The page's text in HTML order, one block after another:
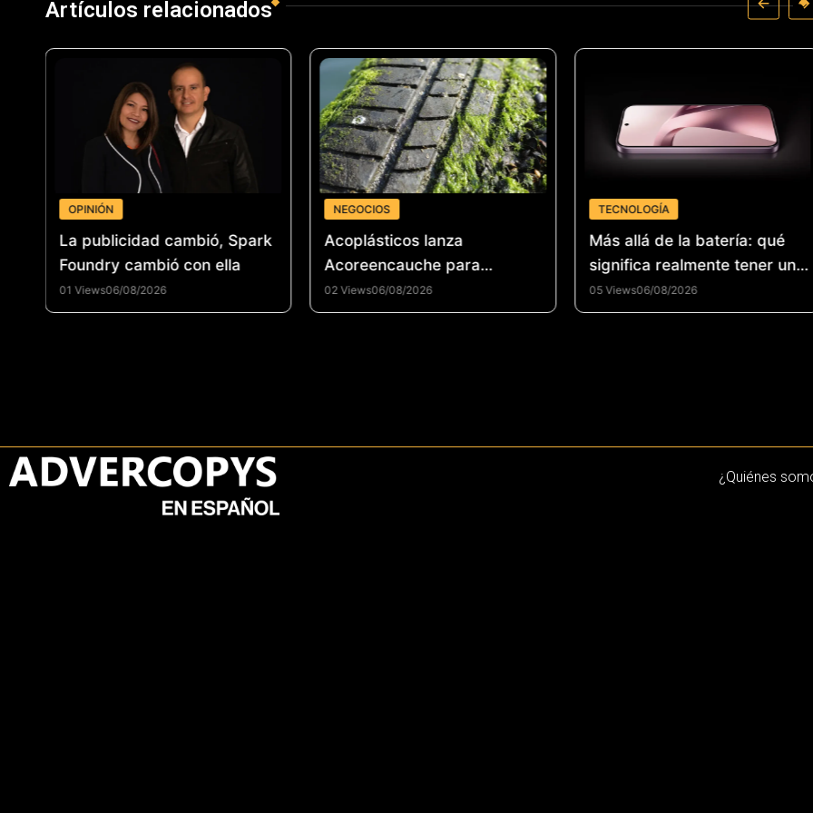
Artículos relacionados
OPINIÓN
La publicidad cambió, Spark
Foundry cambió con ella
01 Views06/08/2026
NEGOCIOS
Acoplásticos lanza
Acoreencauche para
fortalecer la industria del
reencauche de llantas y
02 Views06/08/2026
TECNOLOGÍA
Más allá de la batería: qué
significa realmente tener un
smartphone de alto
rendimiento
05 Views06/08/2026
¿Quiénes